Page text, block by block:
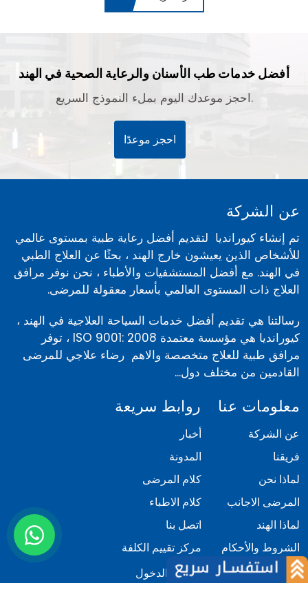
أفضل خدمات طب الأسنان والرعاية الصحية في الهند
احجز موعدك اليوم بملء النموذج السريع.
احجز موعدًا
عن الشركة
تم إنشاء كيورانديا لتقديم أفضل رعاية طبية بمستوى عالمي
للأشخاص الذين يعيشون خارج الهند ، بحثًا عن العلاج الطبي
في الهند. مع أفضل المستشفيات والأطباء ، نحن نوفر مرافق
العلاج ذات المستوى العالمي بأسعار معقولة للمرضى.
رسالتنا هي تقديم أفضل خدمات السياحة العلاجية في الهند ،
كيورانديا هي مؤسسة معتمدة ISO 9001: 2008 ، توفر
مرافق طبية للعلاج متخصصة والاهم رضاء علاجي للمرضى
القادمين من مختلف دول...
معلومات عنا
عن الشركة
فريقنا
لماذا نحن
المرضى الاجانب
لماذا الهند
الشروط والأحكام
السياسة
روابط سريعة
أخبار
المدونة
كلام المرضى
كلام الاطباء
اتصل بنا
مركز تقييم الكلفة
تسجيل الدخول